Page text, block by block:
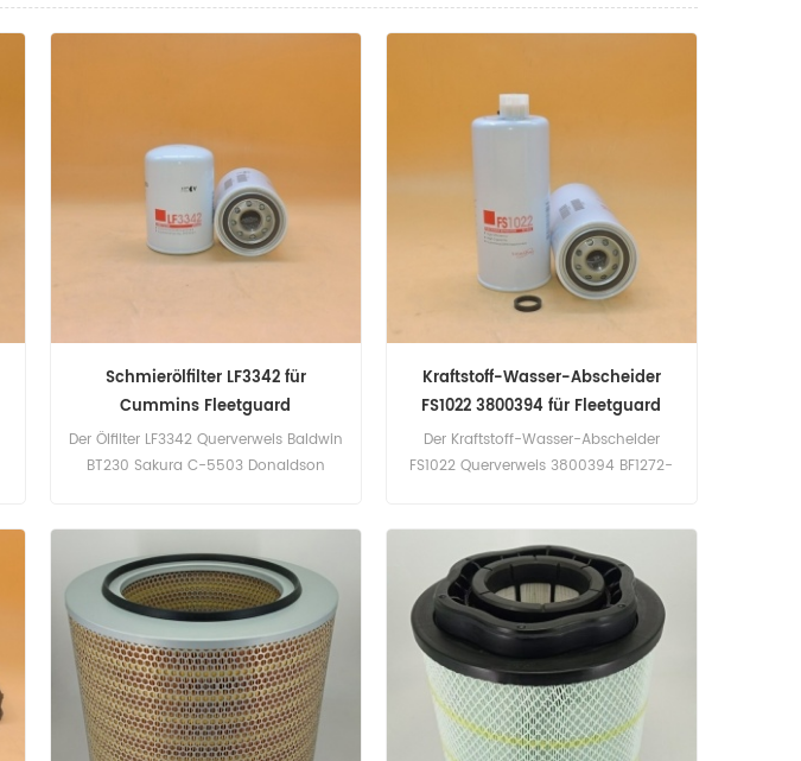
Schmierölfilter LF3342 für
Cummins Fleetguard
Der Ölfilter LF3342 Querverweis Baldwin
BT230 Sakura C-5503 Donaldson
225BLC (Caterpillar 3208 E4; E5 eng).
Doosan Daewoo C6DO42; C7DO42;
C7DO64. J8CO42; J8CO64.Isuzu
FRR(Isuzu 6BD1T eng). FRR-
1995/01(6HK1TC eng).
Kraftstoff-Wasser-Abscheider
FS1022 3800394 für Fleetguard
Der Kraftstoff-Wasser-Abscheider
FS1022 Querverweis 3800394 BF1272-
ISC. ISL. ISL. QSC. ERF EC11 (Cummins
ISM eng).